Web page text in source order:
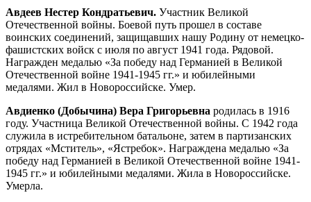
Авдеев Нестер Кондратьевич. Участник Великой
Отечественной войны. Боевой путь прошел в составе
воинских соединений, защищавших нашу Родину от немецко-
фашистских войск с июля по август 1941 года. Рядовой.
Награжден медалью «За победу над Германией в Великой
Отечественной войне 1941-1945 гг.» и юбилейными
медалями. Жил в Новороссийске. Умер.
Авдиенко (Добычина) Вера Григорьевна родилась в 1916
году. Участница Великой Отечественной войны. С 1942 года
служила в истребительном батальоне, затем в партизанских
отрядах «Мститель», «Ястребок». Награждена медалью «За
победу над Германией в Великой Отечественной войне 1941-
1945 гг.» и юбилейными медалями. Жила в Новороссийске.
Умерла.